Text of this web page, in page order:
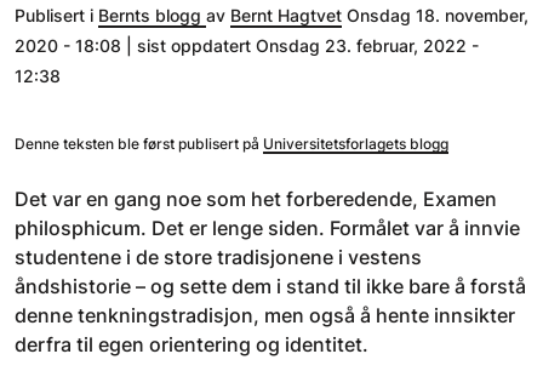
Publisert i Bernts blogg av Bernt Hagtvet Onsdag 18. november,
2020 - 18:08 | sist oppdatert Onsdag 23. februar, 2022 -
12:38
Denne teksten ble først publisert på Universitetsforlagets blogg
Det var en gang noe som het forberedende, Examen
philosphicum. Det er lenge siden. Formålet var å innvie
studentene i de store tradisjonene i vestens
åndshistorie – og sette dem i stand til ikke bare å forstå
denne tenkningstradisjon, men også å hente innsikter
derfra til egen orientering og identitet.